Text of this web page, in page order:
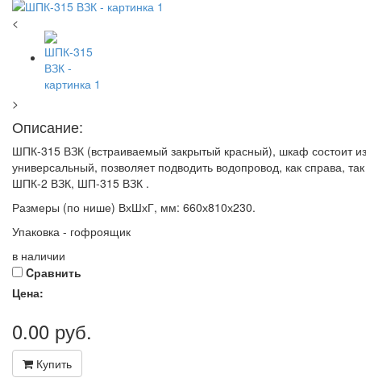
<
>
Описание:
ШПК-315 ВЗК (встраиваемый закрытый красный), шкаф состоит
универсальный, позволяет подводить водопровод, как справа,
ШПК-2 ВЗК, ШП-315 ВЗК .
Размеры (по нише) ВхШхГ, мм: 660х810х230.
Упаковка - гофроящик
в наличии
Cравнить
Цена:
0.00 руб.
Купить